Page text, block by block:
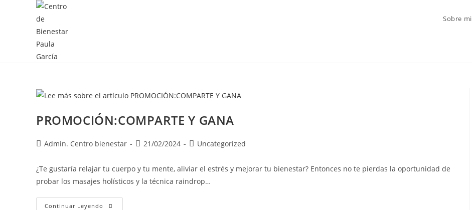
Sobre mi
PROMOCIÓN:COMPARTE Y GANA
Admin. Centro bienestar 21/02/2024 Uncategorized
¿Te gustaría relajar tu cuerpo y tu mente, aliviar el estrés y mejorar tu bienestar? Entonces no te pierdas la oportunidad de
probar los masajes holísticos y la técnica raindrop…
Continuar Leyendo